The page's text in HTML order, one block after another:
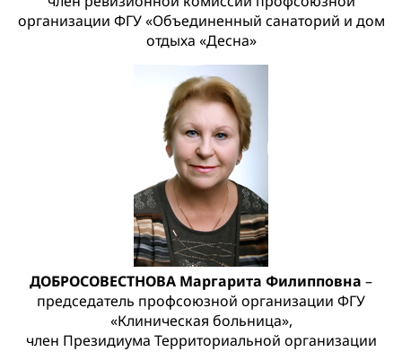
организации ФГУ «Объединенный санаторий и дом
отдыха «Десна»
ДОБРОСОВЕСТНОВА Маргарита Филипповна –
председатель профсоюзной организации ФГУ
«Клиническая больница»,
член Президиума Территориальной организации